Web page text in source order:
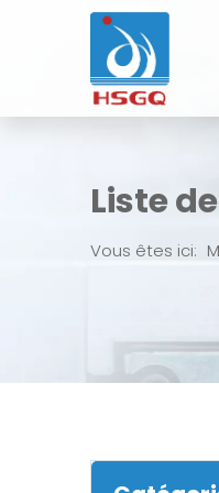
Liste
Vous êtes ici: